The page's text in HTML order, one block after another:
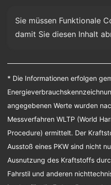
Sie müssen Funktionale
damit Sie diesen Inhalt
* Die Informationen erfolgen
angegebenen Werte wurden
Messverfahren WLTP (World
Procedure) ermittelt. Der
Ausstoß eines PKW sind nicht
Ausnutzung des Kraftstoffs
Fahrstil und anderen